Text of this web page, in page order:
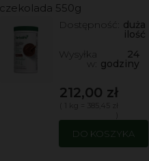
czekolada 550g
Dostępność: duża
ilość
Wysyłka
w:
24
godziny
212,00 zł
DO KOSZYKA